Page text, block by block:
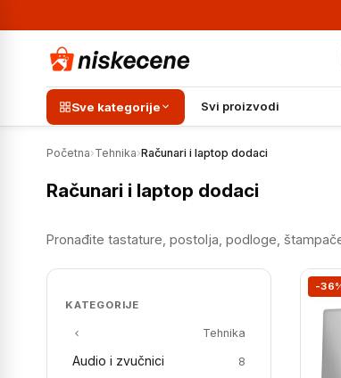
Sve kategorije Svi proizvodi
Početna›Tehnika›Računari i laptop dodaci
Računari i laptop dodaci
Pronađite tastature, postolja, podloge,
KATEGORIJE
Tehnika
Audio i zvučnici 8
-